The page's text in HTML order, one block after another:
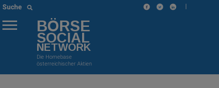
Suche |
BÖRSE
SOCIAL
NETWORK
Die Homebase
österreichischer Aktien